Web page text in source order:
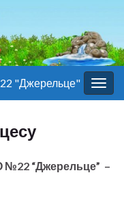
"Джерельце"
№22 “Джерельце” –